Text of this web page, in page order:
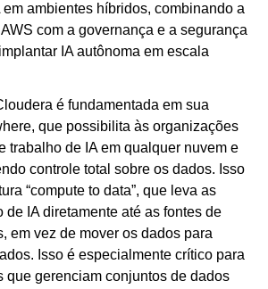
ambientes híbridos, combinando a
com a governança e a segurança
IA autônoma em escala
é fundamentada em sua
que possibilita às organizações
trabalho de IA em qualquer nuvem e
controle total sobre os dados. Isso
“compute to data”, que leva as
de IA diretamente até as fontes de
em vez de mover os dados para
Isso é especialmente crítico para
que gerenciam conjuntos de dados